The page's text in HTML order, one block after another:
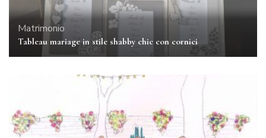
Matrimonio
Tableau mariage in stile shabby chic con cornici